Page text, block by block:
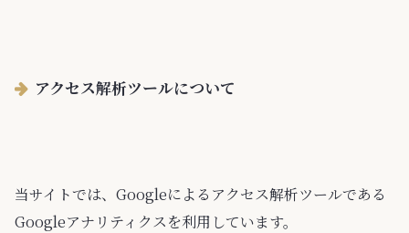
アクセス解析ツールについて
当サイトでは、Googleによるアクセス解析ツールである
Googleアナリティクスを利用しています。